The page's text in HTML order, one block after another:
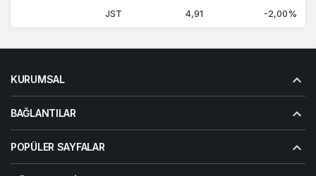
JST 4,91 -2,00%
KURUMSAL
BAĞLANTILAR
POPÜLER SAYFALAR